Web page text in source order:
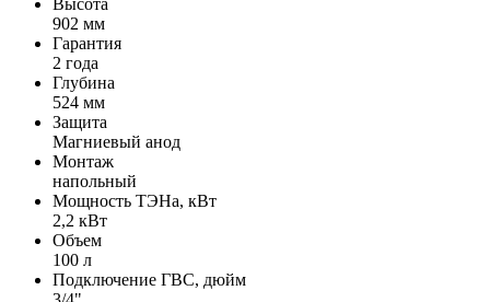
Высота
902 мм
Гарантия
2 года
Глубина
524 мм
Защита
Магниевый анод
Монтаж
напольный
Мощность ТЭНа, кВт
2,2 кВт
Объем
100 л
Подключение ГВС, дюйм